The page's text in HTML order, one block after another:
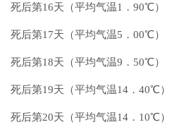
死后第16天（平均气温1．90℃）
死后第17天（平均气温5．00℃）
死后第18天（平均气温9．50℃）
死后第19天（平均气温14．40℃）
死后第20天（平均气温14．10℃）